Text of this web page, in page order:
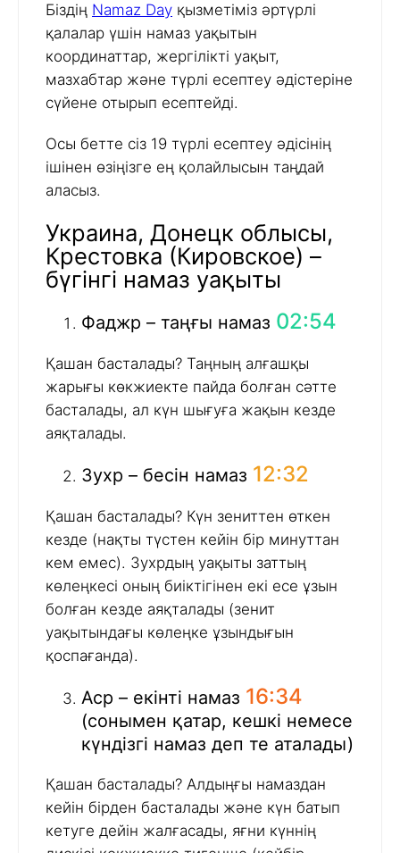
Біздің Namaz Day қызметіміз әртүрлі
қалалар үшін намаз уақытын
координаттар, жергілікті уақыт,
мазхабтар және түрлі есептеу әдістеріне
сүйене отырып есептейді.
Осы бетте сіз 19 түрлі есептеу әдісінің
ішінен өзіңізге ең қолайлысын таңдай
аласыз.
Украина, Донецк облысы,
Крестовка (Кировское) –
бүгінгі намаз уақыты
Фаджр – таңғы намаз 02:54
Қашан басталады? Таңның алғашқы
жарығы көкжиекте пайда болған сәтте
басталады, ал күн шығуға жақын кезде
аяқталады.
Зухр – бесін намаз 12:32
Қашан басталады? Күн зениттен өткен
кезде (нақты түстен кейін бір минуттан
кем емес). Зухрдың уақыты заттың
көлеңкесі оның биіктігінен екі есе ұзын
болған кезде аяқталады (зенит
уақытындағы көлеңке ұзындығын
қоспағанда).
Аср – екінті намаз 16:34
(сонымен қатар, кешкі немесе
күндізгі намаз деп те аталады)
Қашан басталады? Алдыңғы намаздан
кейін бірден басталады және күн батып
кетуге дейін жалғасады, яғни күннің